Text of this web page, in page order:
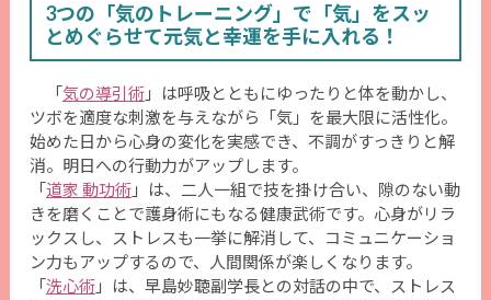
3つの「気のトレーニング」で「気」をスッ
とめぐらせて元気と幸運を手に入れる！
「 気の導引術」は呼吸とともにゆったりと体を動かし、
ツボを適度な刺激を与えながら「気」を最大限に活性化。
始めた日から心身の変化を実感でき、不調がすっきりと解
消。明日への行動力がアップします。
「 道家 動功術」は、二人一組で技を掛け合い、隙のない動
きを磨くことで護身術にもなる健康武術です。心身がリラ
ックスし、ストレスも一挙に解消して、コミュニケーショ
ン力もアップするので、人間関係が楽しくなります。
「 洗心術」は、早島妙聴副学長との対話の中で、ストレス